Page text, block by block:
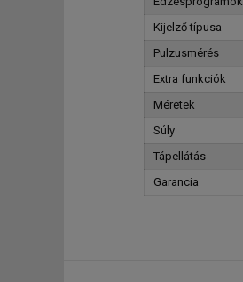
Kijelző típusa
Pulzusmérés
Extra funkciók
Méretek
Súly
Tápellátás
Garancia